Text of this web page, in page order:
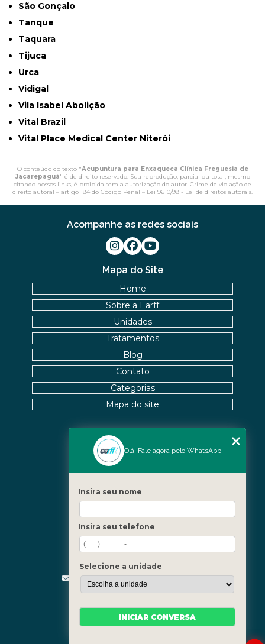
São Gonçalo
Tanque
Taquara
Tijuca
Urca
Vidigal
Vila Isabel Abolição
Vital Brazil
Vital Place Medical Center Niterói
O conteúdo do texto "Acupuntura para Enxaqueca Clínica Freguesia de
Jacarepaguá" é de direito reservado. Sua reprodução, parcial ou total, mesmo
citando nossos links, é proibida sem a autorização do autor. Crime de violação de
direito autoral – artigo 184 do Código Penal – Lei 9610/98 - Lei de direitos autorais.
Fale Conosco
(21) 3619-5657
(21) 99390-3850
contato@fisioterapiainvestigativa.com
Segunda a sexta, das 7h às 21h
Nossas Unidades
Barra - Rio de Janeiro
Mapa do Site
Home
Sobre a Earff
Unidades
Tratamentos
Blog
Contato
Categorias
Mapa do site
Acompanhe as redes sociais
Olá! Fale agora pelo WhatsApp
Insira seu nome
Insira seu telefone
Selecione a unidade
INICIAR CONVERSA